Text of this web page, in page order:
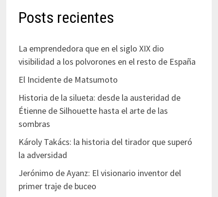
Posts recientes
La emprendedora que en el siglo XIX dio
visibilidad a los polvorones en el resto de España
El Incidente de Matsumoto
Historia de la silueta: desde la austeridad de
Étienne de Silhouette hasta el arte de las
sombras
Károly Takács: la historia del tirador que superó
la adversidad
Jerónimo de Ayanz: El visionario inventor del
primer traje de buceo